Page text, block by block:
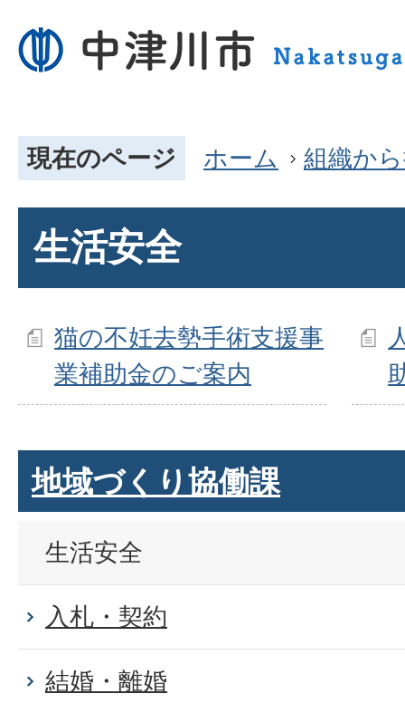
現在のページ ホーム 組織か
生活安全
猫の不妊去勢手術支援事
業補助金のご案内
地域づくり協働課
生活安全
入札・契約
結婚・離婚